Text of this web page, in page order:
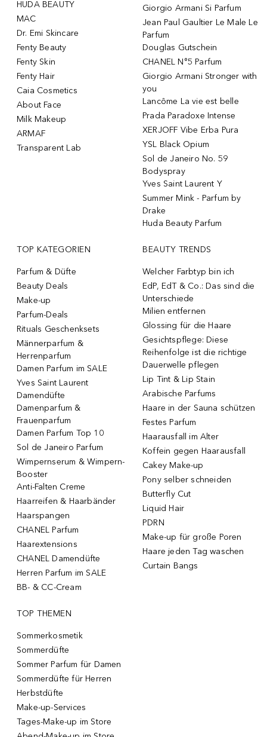
HUDA BEAUTY
MAC
Dr. Emi Skincare
Fenty Beauty
Fenty Skin
Fenty Hair
Caia Cosmetics
About Face
Milk Makeup
ARMAF
Transparent Lab
Giorgio Armani Si Parfum
Jean Paul Gaultier Le Male Le
Parfum
Douglas Gutschein
CHANEL N°5 Parfum
Giorgio Armani Stronger with
you
Lancôme La vie est belle
Prada Paradoxe Intense
XERJOFF Vibe Erba Pura
YSL Black Opium
Sol de Janeiro No. 59
Bodyspray
Yves Saint Laurent Y
Summer Mink - Parfum by
Drake
Huda Beauty Parfum
TOP KATEGORIEN
Parfum & Düfte
Beauty Deals
Make-up
Parfum-Deals
Rituals Geschenksets
Männerparfum &
Herrenparfum
Damen Parfum im SALE
Yves Saint Laurent
Damendüfte
Damenparfum &
Frauenparfum
Damen Parfum Top 10
Sol de Janeiro Parfum
Wimpernserum & Wimpern-
Booster
Anti-Falten Creme
Haarreifen & Haarbänder
Haarspangen
CHANEL Parfum
Haarextensions
CHANEL Damendüfte
Herren Parfum im SALE
BB- & CC-Cream
BEAUTY TRENDS
Welcher Farbtyp bin ich
EdP, EdT & Co.: Das sind die
Unterschiede
Milien entfernen
Glossing für die Haare
Gesichtspflege: Diese
Reihenfolge ist die richtige
Dauerwelle pflegen
Lip Tint & Lip Stain
Arabische Parfums
Haare in der Sauna schützen
Festes Parfum
Haarausfall im Alter
Koffein gegen Haarausfall
Cakey Make-up
Pony selber schneiden
Butterfly Cut
Liquid Hair
PDRN
Make-up für große Poren
Haare jeden Tag waschen
Curtain Bangs
TOP THEMEN
Sommerkosmetik
Sommerdüfte
Sommer Parfum für Damen
Sommerdüfte für Herren
Herbstdüfte
Make-up-Services
Tages-Make-up im Store